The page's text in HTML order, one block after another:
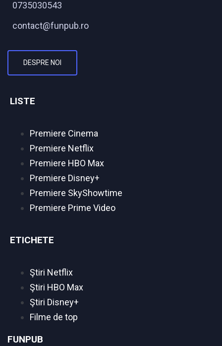
0735030543
contact@funpub.ro
DESPRE NOI
LISTE
Premiere Cinema
Premiere Netflix
Premiere HBO Max
Premiere Disney+
Premiere SkyShowtime
Premiere Prime Video
ETICHETE
Ştiri Netflix
Ştiri HBO Max
Ştiri Disney+
Filme de top
FUNPUB